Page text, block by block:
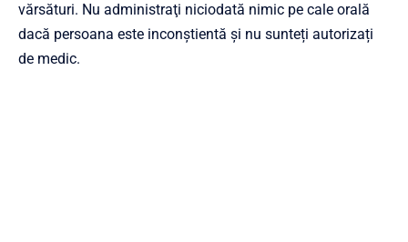
vărsături. Nu administraţi niciodată nimic pe cale orală
dacă persoana este inconştientă și nu sunteți autorizați
de medic.